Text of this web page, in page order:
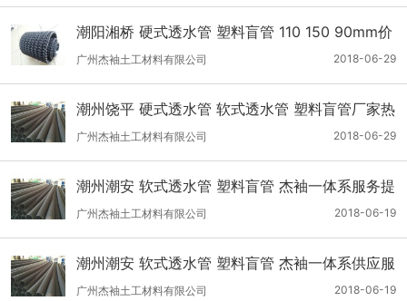
潮阳湘桥 硬式透水管 塑料盲管 110 150 90mm价
格
2018-06-29
广州杰袖土工材料有限公司
潮州饶平 硬式透水管 软式透水管 塑料盲管厂家热
销
2018-06-29
广州杰袖土工材料有限公司
潮州潮安 软式透水管 塑料盲管 杰袖一体系服务提
供
2018-06-19
广州杰袖土工材料有限公司
潮州潮安 软式透水管 塑料盲管 杰袖一体系供应服
务
2018-06-19
广州杰袖土工材料有限公司